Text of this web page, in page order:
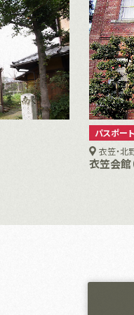
パスポー
衣笠・北
衣笠会館